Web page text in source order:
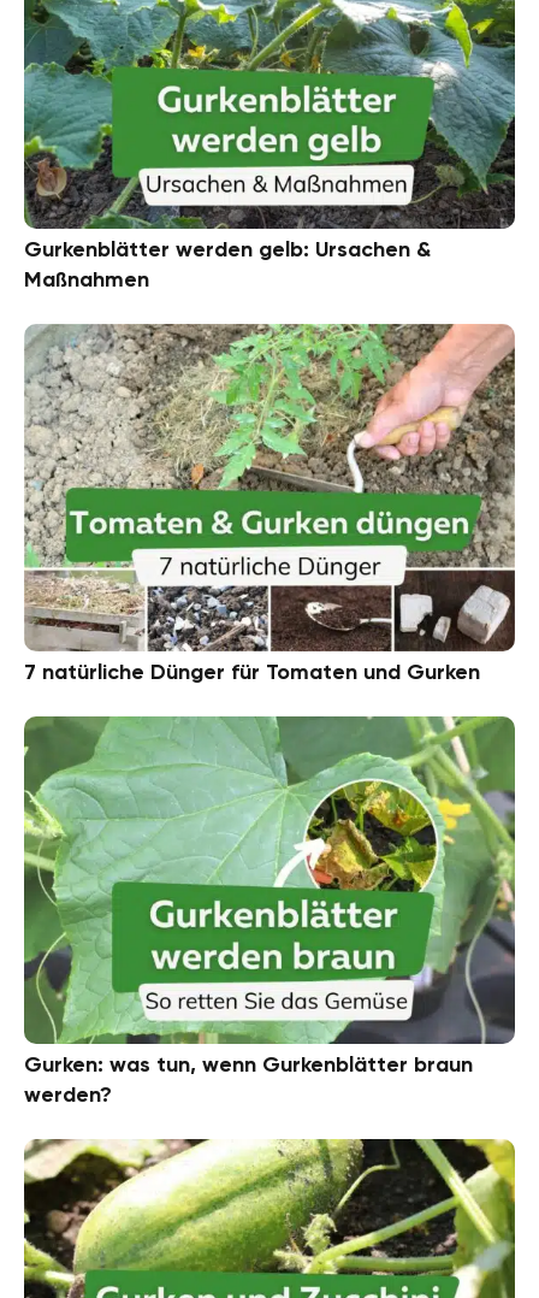
Gurkenblätter werden gelb: Ursachen &
Maßnahmen
7 natürliche Dünger für Tomaten und Gurken
Gurken: was tun, wenn Gurkenblätter braun
werden?